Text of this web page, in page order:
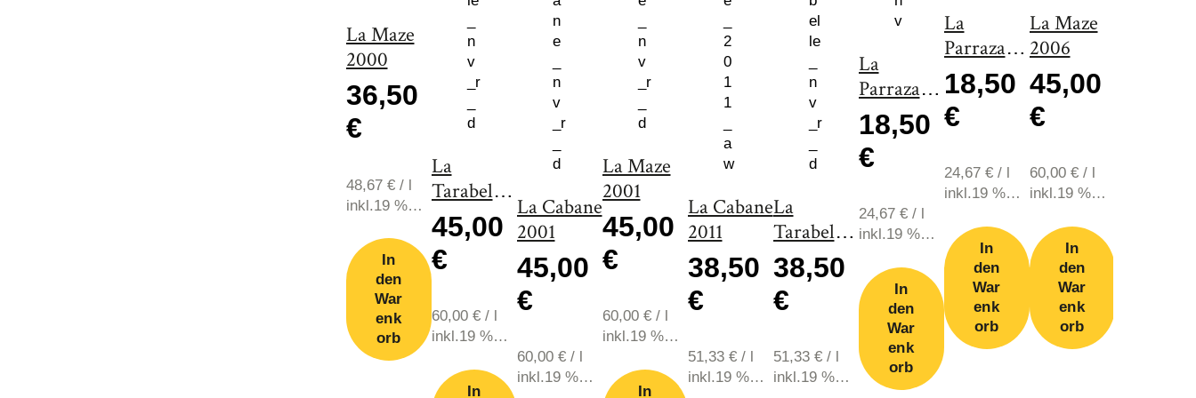
La Maze
2000
36,50
€
48,67 €/ l
inkl.19 %
Versand
In
den
War
enk
orb
La
Tarabelle
2001
45,00
€
60,00 €/ l
inkl.19 %
Versand
In
La Cabane
2001
45,00
€
60,00 €/ l
inkl.19 %
La Maze
2001
45,00
€
60,00 €/ l
inkl.19 %
Versand
In
La Cabane
2011
38,50
€
51,33 €/ l
inkl.19 %
La
Tarabelle
2009
38,50
€
51,33 €/ l
inkl.19 %
La
Parrazal
2007
18,50
€
24,67 €/ l
inkl.19 %
Versand
In
den
War
enk
orb
La
Parrazal
2011
18,50
€
24,67 €/ l
inkl.19 %
Versand
In
den
War
enk
orb
La Maze
2006
45,00
€
60,00 €/ l
inkl.19 %
Versand
In
den
War
enk
orb